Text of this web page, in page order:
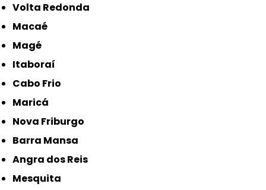
Volta Redonda
Macaé
Magé
Itaboraí
Cabo Frio
Maricá
Nova Friburgo
Barra Mansa
Angra dos Reis
Mesquita